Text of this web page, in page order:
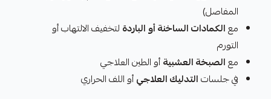
المفاصل)
معالكمادات الساخنة أو الباردة لتخفيف الالتهاب أو
التورم
معالصبخة العشبيةأو الطين العلاجي
في جلساتالتدليك العلاجيأو اللف الحراري